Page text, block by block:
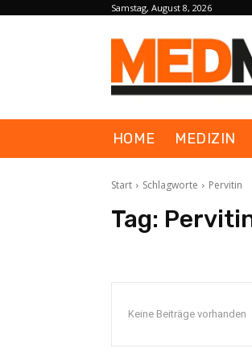
Samstag, August 8, 2026
HOME MEDIZIN
Start Schlagworte Pervitin
Tag:
Keine Beiträge vorhanden